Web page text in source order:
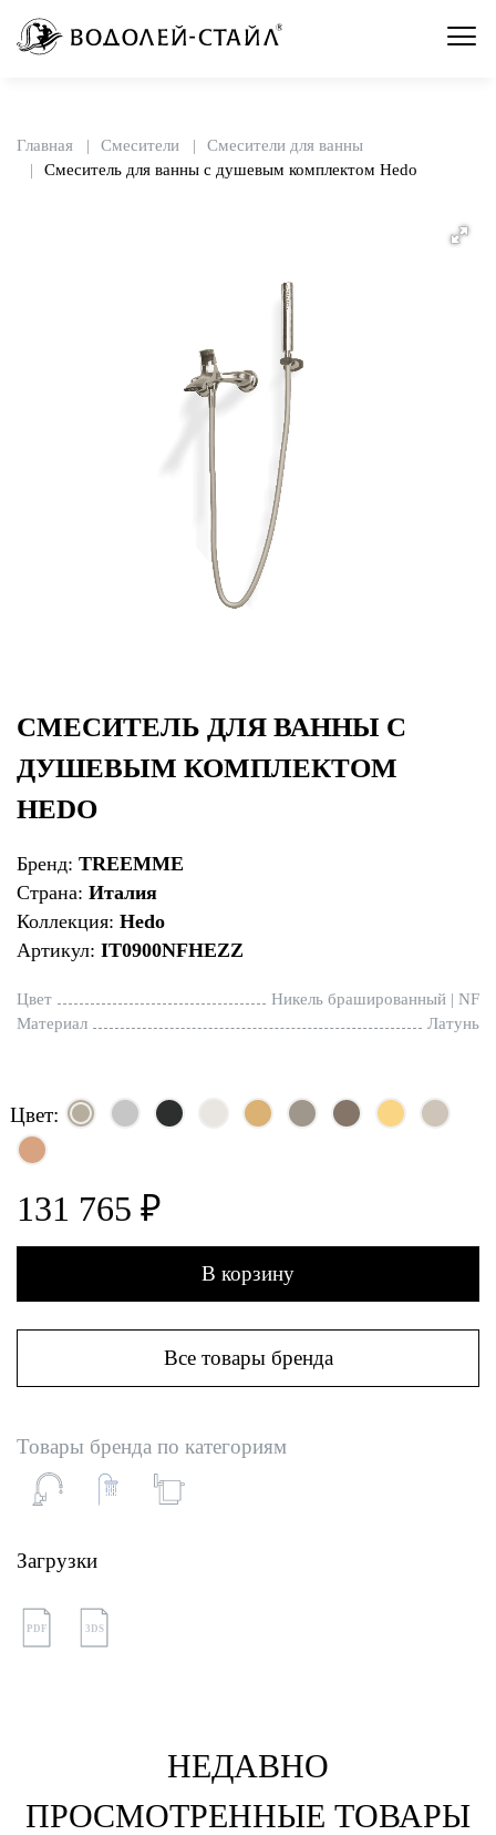
Главная Смесители
Смесители для ванны
Смеситель для ванны с душевым комплектом Hedo
СМЕСИТЕЛЬ ДЛЯ ВАННЫ С
ДУШЕВЫМ КОМПЛЕКТОМ
HEDO
Бренд: TREEMME
Страна: Италия
Коллекция: Hedo
Артикул: IT0900NFHEZZ
Цвет
Никель брашированный | NF
Материал
Латунь
Цвет:
131 765 ₽
В корзину
Все товары бренда
Товары бренда по категориям
Загрузки
PDF 3DS
НЕДАВНО
ПРОСМОТРЕННЫЕ ТОВАРЫ